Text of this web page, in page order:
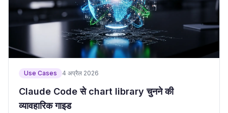
Use Cases 4 अप्रैल 2026
Claude Code से chart library चुनने की
व्यावहारिक गाइड